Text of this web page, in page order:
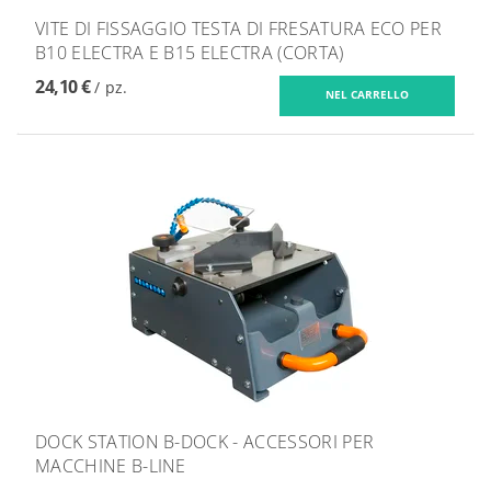
VITE DI FISSAGGIO TESTA DI FRESATURA ECO PER
B10 ELECTRA E B15 ELECTRA (CORTA)
24,10 €/ pz.
DOCK STATION B-DOCK - ACCESSORI PER
MACCHINE B-LINE